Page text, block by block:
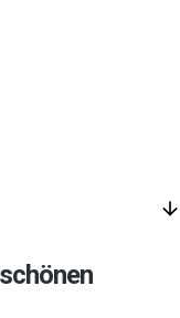
arrow_downward